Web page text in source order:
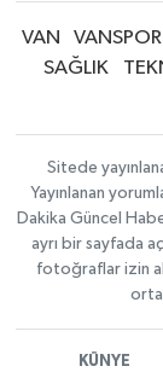
VAN VANSPOR
SAĞLIK
Sitede
Yayınlanan
Dakika Güncel
ayrı bir sayfada
fotoğraflar izin
KÜNYE